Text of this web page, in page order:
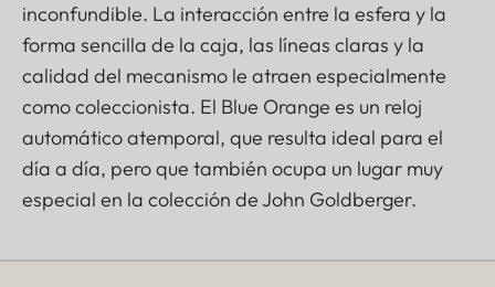
inconfundible. La interacción entre la esfera y la
forma sencilla de la caja, las líneas claras y la
calidad del mecanismo le atraen especialmente
como coleccionista. El Blue Orange es un reloj
automático atemporal, que resulta ideal para el
día a día, pero que también ocupa un lugar muy
especial en la colección de John Goldberger.